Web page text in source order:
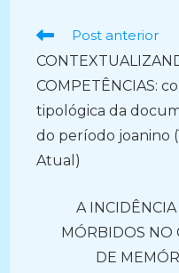
Ler
artigos
Post anterior
COMPETÊNCIAS:
tipológica da
do período joanino
Atual)
A
MÓRBIDOS NO
DE